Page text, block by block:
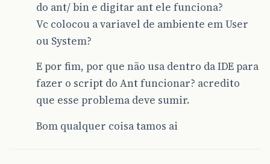
do ant/ bin e digitar ant ele funciona?
Vc colocou a variavel de ambiente em User
ou System?
E por fim, por que não usa dentro da IDE para
fazer o script do Ant funcionar? acredito
que esse problema deve sumir.
Bom qualquer coisa tamos ai